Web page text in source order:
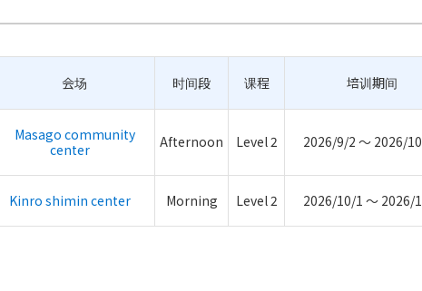
会场 时间段 课程 培训期间
Masago community
center
Afternoon Level 2 2026/9/2 ～ 2026/
Kinro shimin center Morning Level 2 2026/10/1 ～ 2026/